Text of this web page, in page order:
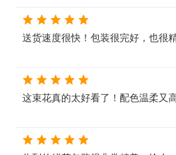
送货速度很快！包装很完好，也很
这束花真的太好看了！配色温柔又